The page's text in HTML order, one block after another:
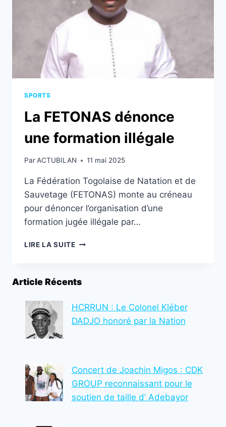
FETONAS
SPORTS
La FETONAS dénonce
une formation illégale
ParACTUBILAN 11 mai 2025
La Fédération Togolaise de Natation et de
Sauvetage (FETONAS) monte au créneau
pour dénoncer l’organisation d’une
formation jugée illégale par…
LIRE LA SUITELA
FORMATION
Article Récents
HCRRUN : Le Colonel Kléber
DADJO honoré par la Nation
Concert de Joachin Migos : CDK
GROUP reconnaissant pour le
soutien de taille d’ Adebayor